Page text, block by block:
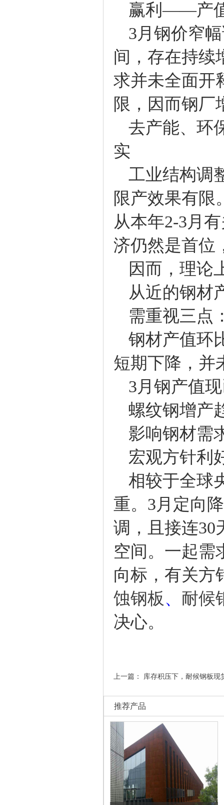
赢利——产值
3月钢价窄幅
间，存在持续
求并未全面开
限，因而钢厂
去产能、环
实
工业结构调
限产效果有限
从本年2-3月
济仍然是首位
因而，理论
从近的钢材
需重视三点
钢材产值环
短期下降，并
3月钢产值现
螺纹钢增产
影响钢材需
宏观方针利
相较于全球
重。3月定向
调，且接连30
空间。一起需
向标，有关方
蚀钢板、 耐候
决心。
上一篇： 库存积压下，耐候钢板现
推荐产品